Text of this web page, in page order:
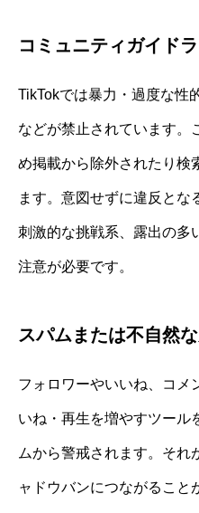
コミュニティガイド
TikTokでは暴力・過度な性
などが禁止されています。
め掲載から除外されたり検
ます。意図せずに違反とな
刺激的な挑戦系、露出の多
注意が必要です。
スパムまたは不自然
フォロワーやいいね、コメ
いね・再生を増やすツール
ムから警戒されます。それ
ャドウバンにつながること